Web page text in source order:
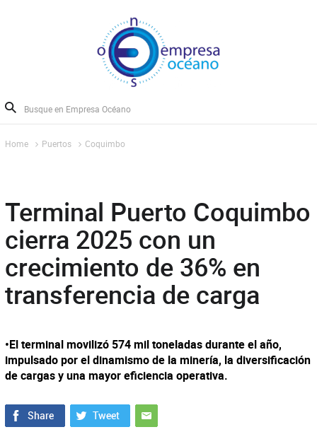
Home Puertos Coquimbo
Terminal Puerto Coquimbo
cierra 2025 con un
crecimiento de 36% en
transferencia de carga
•El terminal movilizó 574 mil toneladas durante el año,
impulsado por el dinamismo de la minería, la diversificación
de cargas y una mayor eficiencia operativa.